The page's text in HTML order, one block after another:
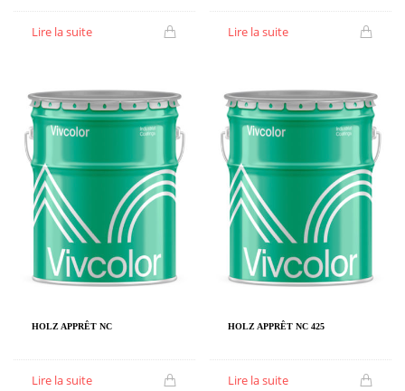
Lire la suite Lire la suite
HOLZ APPRÊT NC
Lire la suite
HOLZ APPRÊT NC 425
Lire la suite